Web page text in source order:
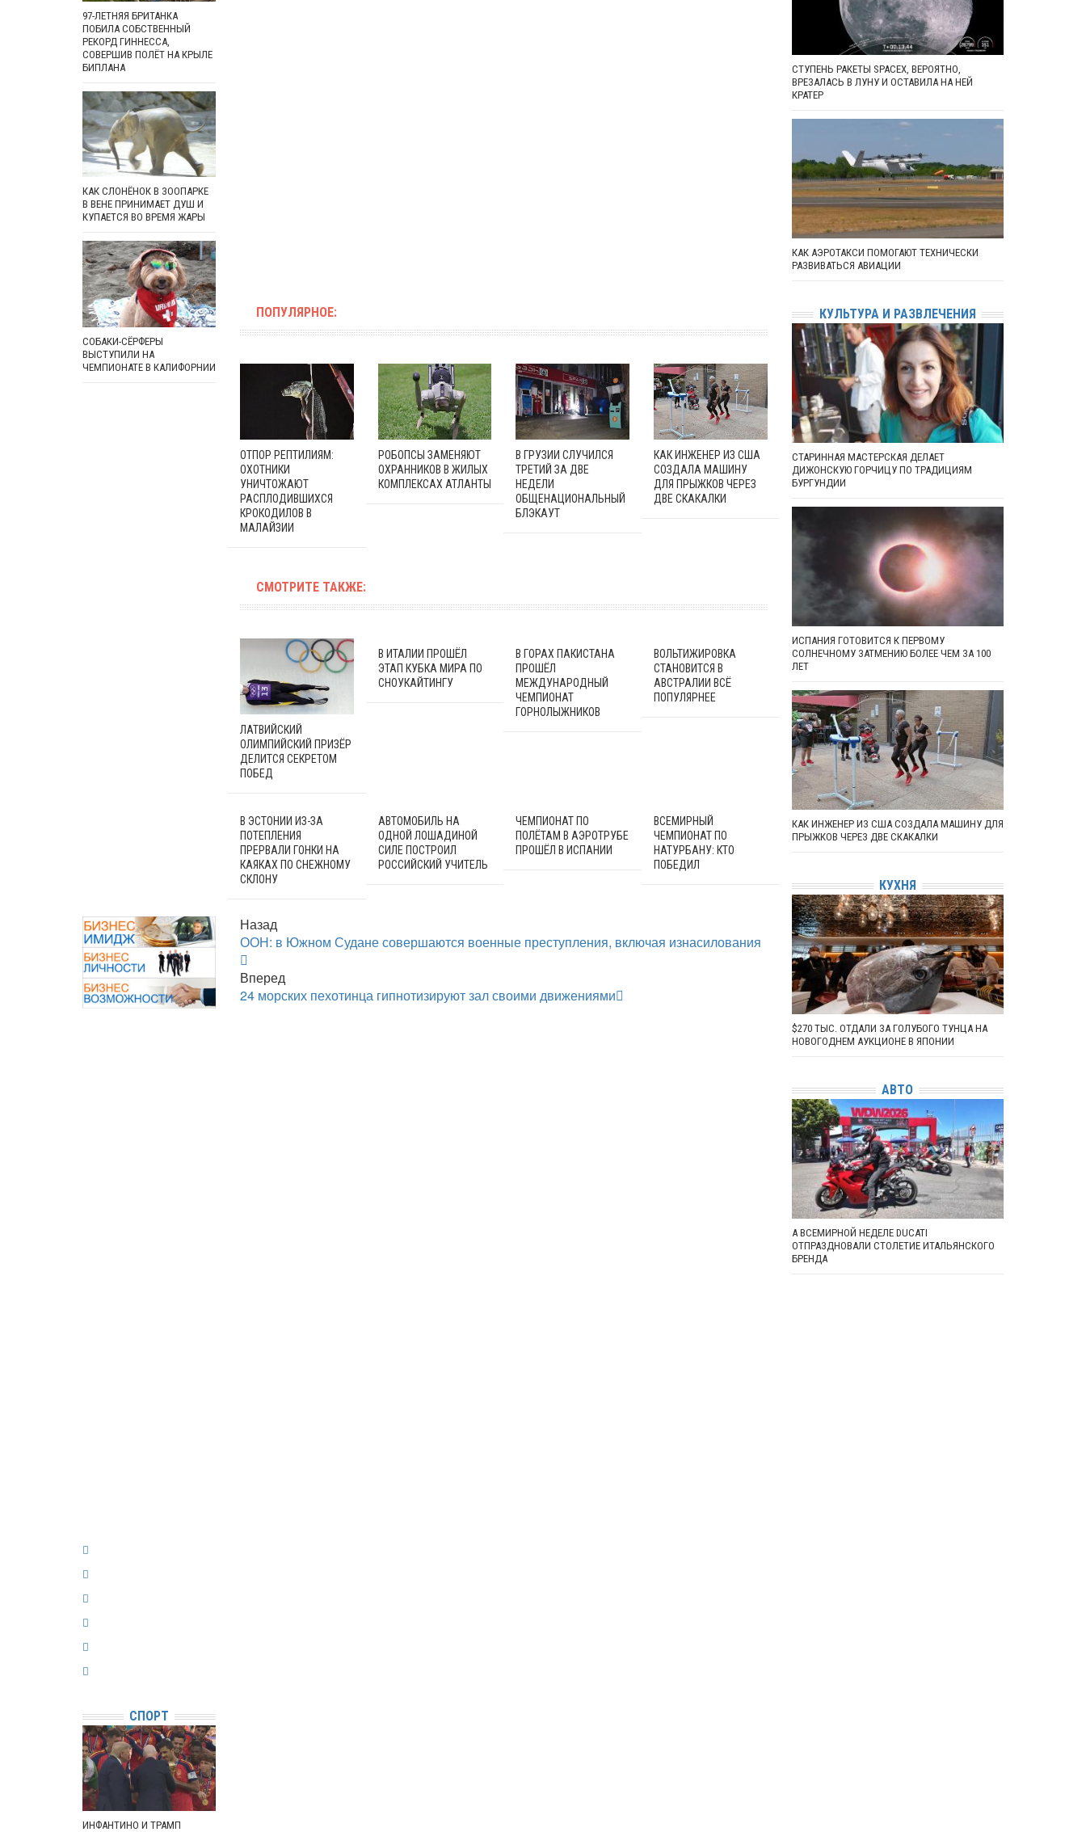
ПОПУЛЯРНОЕ:
ОТПОР РЕПТИЛИЯМ:
ОХОТНИКИ
УНИЧТОЖАЮТ
РАСПЛОДИВШИХСЯ
КРОКОДИЛОВ В
МАЛАЙЗИИ
РОБОПСЫ ЗАМЕНЯЮТ
ОХРАННИКОВ В ЖИЛЫХ
КОМПЛЕКСАХ АТЛАНТЫ
В ГРУЗИИ СЛУЧИЛСЯ
ТРЕТИЙ ЗА ДВЕ
НЕДЕЛИ
ОБЩЕНАЦИОНАЛЬНЫЙ
БЛЭКАУТ
КАК ИНЖЕНЕР ИЗ США
СОЗДАЛА МАШИНУ
ДЛЯ ПРЫЖКОВ ЧЕРЕЗ
ДВЕ СКАКАЛКИ
СМОТРИТЕ ТАКЖЕ:
ЛАТВИЙСКИЙ
ОЛИМПИЙСКИЙ ПРИЗЁР
ДЕЛИТСЯ СЕКРЕТОМ
ПОБЕД
В ИТАЛИИ ПРОШЁЛ
ЭТАП КУБКА МИРА ПО
СНОУКАЙТИНГУ
В ГОРАХ ПАКИСТАНА
ПРОШЁЛ
МЕЖДУНАРОДНЫЙ
ЧЕМПИОНАТ
ГОРНОЛЫЖНИКОВ
ВОЛЬТИЖИРОВКА
СТАНОВИТСЯ В
АВСТРАЛИИ ВСЁ
ПОПУЛЯРНЕЕ
В ЭСТОНИИ ИЗ-ЗА
ПОТЕПЛЕНИЯ
ПРЕРВАЛИ ГОНКИ НА
КАЯКАХ ПО СНЕЖНОМУ
СКЛОНУ
АВТОМОБИЛЬ НА
ОДНОЙ ЛОШАДИНОЙ
СИЛЕ ПОСТРОИЛ
РОССИЙСКИЙ УЧИТЕЛЬ
ЧЕМПИОНАТ ПО
ПОЛЁТАМ В АЭРОТРУБЕ
ПРОШЁЛ В ИСПАНИИ
ВСЕМИРНЫЙ
ЧЕМПИОНАТ ПО
НАТУРБАНУ: КТО
ПОБЕДИЛ
Назад
ООН: в Южном Судане совершаются военные преступления, включая изнасилования
Вперед
24 морских пехотинца гипнотизируют зал своими движениями
97-ЛЕТНЯЯ БРИТАНКА
ПОБИЛА СОБСТВЕННЫЙ
РЕКОРД ГИННЕССА,
СОВЕРШИВ ПОЛЁТ НА КРЫЛЕ
БИПЛАНА
КАК СЛОНЁНОК В ЗООПАРКЕ
В ВЕНЕ ПРИНИМАЕТ ДУШ И
КУПАЕТСЯ ВО ВРЕМЯ ЖАРЫ
СОБАКИ-СЁРФЕРЫ
ВЫСТУПИЛИ НА
ЧЕМПИОНАТЕ В КАЛИФОРНИИ
СПОРТ
ИНФАНТИНО И ТРАМП
СТУПЕНЬ РАКЕТЫ SPACEX, ВЕРОЯТНО,
ВРЕЗАЛАСЬ В ЛУНУ И ОСТАВИЛА НА НЕЙ
КРАТЕР
КАК АЭРОТАКСИ ПОМОГАЮТ ТЕХНИЧЕСКИ
РАЗВИВАТЬСЯ АВИАЦИИ
КУЛЬТУРА И РАЗВЛЕЧЕНИЯ
СТАРИННАЯ МАСТЕРСКАЯ ДЕЛАЕТ
ДИЖОНСКУЮ ГОРЧИЦУ ПО ТРАДИЦИЯМ
БУРГУНДИИ
ИСПАНИЯ ГОТОВИТСЯ К ПЕРВОМУ
СОЛНЕЧНОМУ ЗАТМЕНИЮ БОЛЕЕ ЧЕМ ЗА 100
ЛЕТ
КАК ИНЖЕНЕР ИЗ США СОЗДАЛА МАШИНУ ДЛЯ
ПРЫЖКОВ ЧЕРЕЗ ДВЕ СКАКАЛКИ
КУХНЯ
$270 ТЫС. ОТДАЛИ ЗА ГОЛУБОГО ТУНЦА НА
НОВОГОДНЕМ АУКЦИОНЕ В ЯПОНИИ
АВТО
А ВСЕМИРНОЙ НЕДЕЛЕ DUCATI
ОТПРАЗДНОВАЛИ СТОЛЕТИЕ ИТАЛЬЯНСКОГО
БРЕНДА